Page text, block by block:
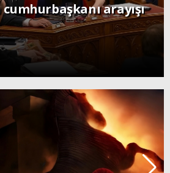
arayışı